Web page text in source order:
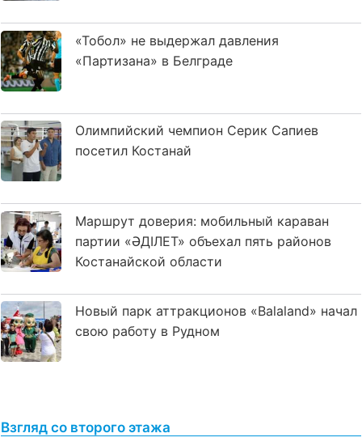
«Тобол» не выдержал давления
«Партизана» в Белграде
Олимпийский чемпион Серик Сапиев
посетил Костанай
Маршрут доверия: мобильный караван
партии «ӘДІЛЕТ» объехал пять районов
Костанайской области
Новый парк аттракционов «Balaland» начал
свою работу в Рудном
Взгляд со второго этажа